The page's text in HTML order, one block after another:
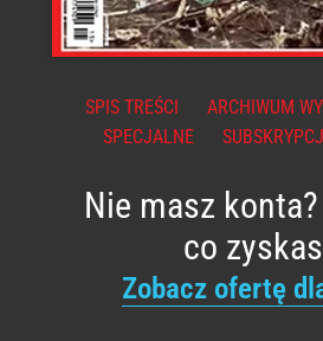
SPIS TREŚCI ARCHIWUM
SPECJALNE
Nie masz
co
Zobacz ofertę